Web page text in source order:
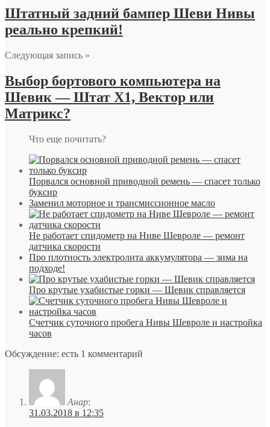
Штатный задний бампер Шеви Нивы
реально крепкий!
Следующая запись »
Выбор бортового компьютера на
Шевик — Штат X1, Вектор или
Матрикс?
Что еще почитать?
Порвался основной приводной ремень — спасет только
буксир
Заменил моторное и трансмиссионное масло
Не работает спидометр на Ниве Шевроле — ремонт
датчика скорости
Про плотность электролита аккумулятора — зима на
подходе!
Про крутые ухабистые горки — Шевик справляется
Счетчик суточного пробега Нивы Шевроле и настройка
часов
Обсуждение: есть 1 комментарий
Анар:
31.03.2018 в 12:35